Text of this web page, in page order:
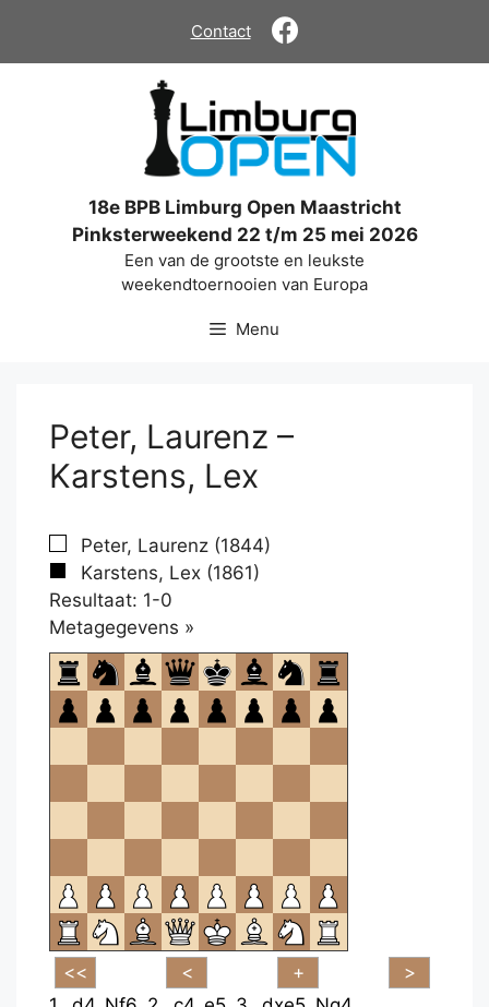
de
Contact
18e BPB Limburg Open Maastricht
Pinksterweekend 22 t/m 25 mei 2026
Een van de grootste en leukste
weekendtoernooien van Europa
Menu
Peter, Laurenz –
Karstens, Lex
Peter, Laurenz (1844)
Karstens, Lex (1861)
Resultaat: 1-0
Metagegevens »
om
te
openen.